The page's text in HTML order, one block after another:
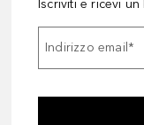
Iscriviti e ricevi
Indirizzo email*